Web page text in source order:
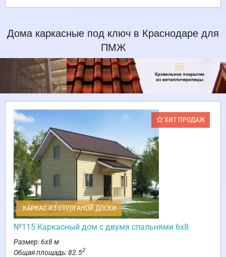
Дома каркасные под ключ в Краснодаре для
ПМЖ
ХИТ ПРОДАЖ
КАРКАС ИЗ СТРОГАНОЙ ДОСКИ
№115 Каркасный дом с двумя спальнями 6х8
Размер: 6х8 м
Общая площадь: 82.52